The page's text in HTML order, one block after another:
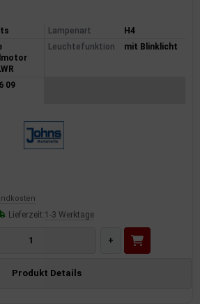
Lampenart
H4
Leuchtefunktion mit Blinklicht
09
Lieferzeit:1-3 Werktage
+
Produkt Details